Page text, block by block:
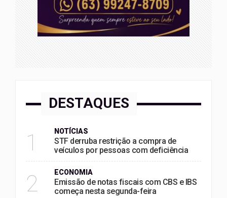
DESTAQUES
1 NOTÍCIAS
STF derruba restrição a compra de
veículos por pessoas com deficiência
2 ECONOMIA
Emissão de notas fiscais com CBS e IBS
começa nesta segunda-feira